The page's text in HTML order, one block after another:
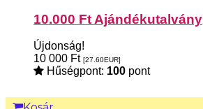
10.000 Ft Ajándékutalvány
Újdonság!
10 000 Ft [27.60EUR]
Hűségpont: 100 pont